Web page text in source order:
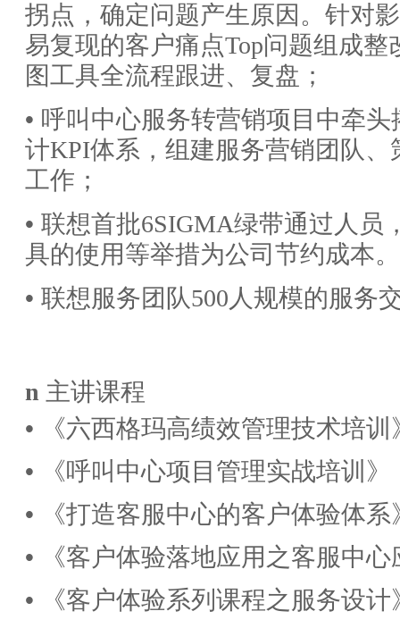
拐点，确定问题产生原因。针对
易复现的客户痛点Top问题组成
图工具全流程跟进、复盘；
• 呼叫中心服务转营销项目中牵
计KPI体系，组建服务营销团队
工作；
• 联想首批6SIGMA绿带通过人员
具的使用等举措为公司节约成本。
• 联想服务团队500人规模的服务
n 主讲课程
•
《六西格玛高绩效管理技术培训
•
《呼叫中心项目管理实战培训》
•
《打造客服中心的客户体验体系
•
《客户体验落地应用之客服中心
•
《客户体验系列课程之服务设计